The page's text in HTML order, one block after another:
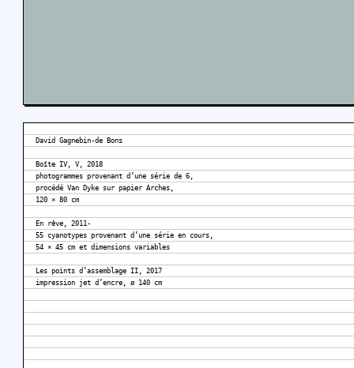
David Gagnebin-de Bons
Boîte IV, V, 2018
photogrammes provenant d’une série de 6,
procédé Van Dyke sur papier Arches,
120 × 80 cm
En rêve, 2011-
55 cyanotypes provenant d’une série en cours,
54 × 45 cm et dimensions variables
Les points d’assemblage II, 2017
impression jet d’encre, ø 140 cm